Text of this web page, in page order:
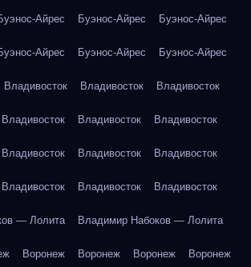
Айрес Буэнос-Айрес Буэнос-Айрес
Айрес Буэнос-Айрес Буэнос-Айрес
Владивосток Владивосток Владивосток
Владивосток Владивосток Владивосток
Владивосток Владивосток Владивосток
Владивосток Владивосток Владивосток
— Лолита Владимир Набоков — Лолита
Воронеж Воронеж Воронеж Воронеж